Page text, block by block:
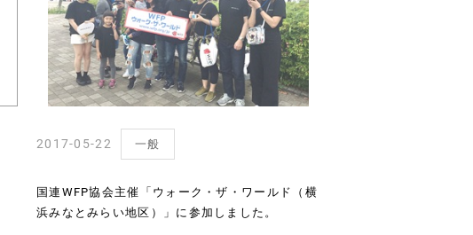
2017-05-22 一般
国連WFP協会主催「ウォーク・ザ・ワールド（横
浜みなとみらい地区）」に参加しました。